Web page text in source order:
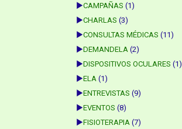
►CAMPAÑAS (1)
►CHARLAS (3)
►CONSULTAS MÉDICAS (11)
►DEMANDELA (2)
►DISPOSITIVOS OCULARES (1)
►ELA (1)
►ENTREVISTAS (9)
►EVENTOS (8)
►FISIOTERAPIA (7)